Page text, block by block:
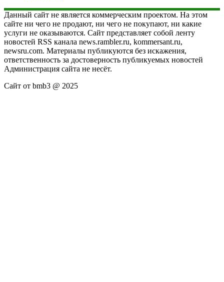
Данный сайт не является коммерческим проектом. На этом
сайте ни чего не продают, ни чего не покупают, ни какие
услуги не оказываются. Сайт представляет собой ленту
новостей RSS канала news.rambler.ru, kommersant.ru,
newsru.com. Материалы публикуются без искажения,
ответственность за достоверность публикуемых новостей
Администрация сайта не несёт.
Сайт от bmb3 @ 2025